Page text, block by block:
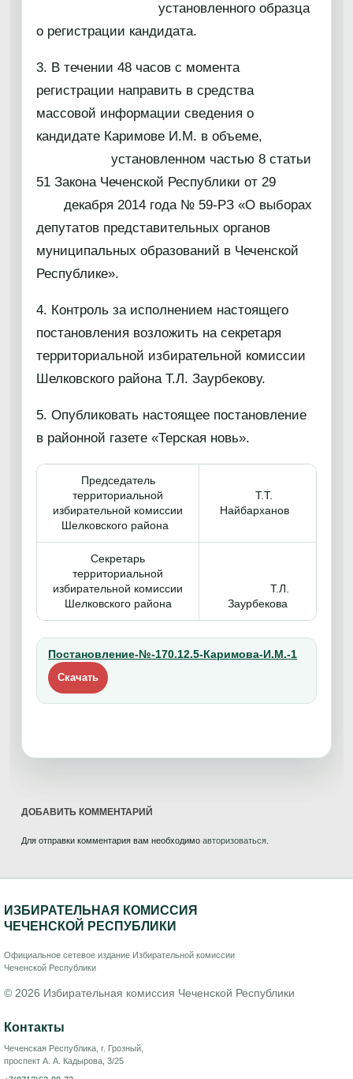
установленного образца
о регистрации кандидата.
3. В течении 48 часов с момента
регистрации направить в средства
массовой информации сведения о
кандидате Каримове И.М. в объеме,
установленном частью 8 статьи
51 Закона Чеченской Республики от 29
декабря 2014 года № 59-РЗ «О выборах
депутатов представительных органов
муниципальных образований в Чеченской
Республике».
4. Контроль за исполнением настоящего
постановления возложить на секретаря
территориальной избирательной комиссии
Шелковского района Т.Л. Заурбекову.
5. Опубликовать настоящее постановление
в районной газете «Терская новь».
Председатель
территориальной
избирательной комиссии
Шелковского района
Т.Т.
Найбарханов
Секретарь
территориальной
избирательной комиссии
Шелковского района
Т.Л.
Заурбекова
Постановление-№-170.12.5-Каримова-И.М.-1
Скачать
ДОБАВИТЬ КОММЕНТАРИЙ
Для отправки комментария вам необходимо авторизоваться
ИЗБИРАТЕЛЬНАЯ КОМИССИЯ
ЧЕЧЕНСКОЙ РЕСПУБЛИКИ
Официальное сетевое издание Избирательной комиссии
Чеченской Республики
© 2026 Избирательная комиссия Чеченской Республики
Контакты
Чеченская Республика, г. Грозный,
проспект А. А. Кадырова, 3/25